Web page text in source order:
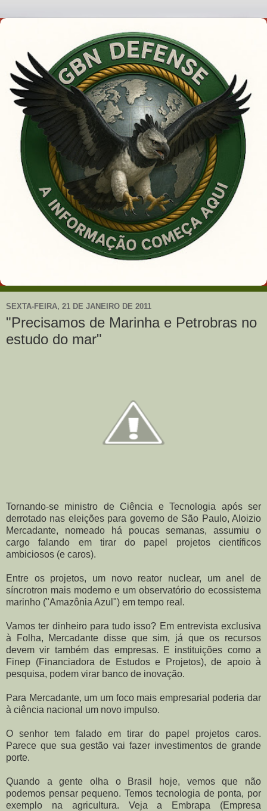
SEXTA-FEIRA, 21 DE JANEIRO DE 2011
"Precisamos de Marinha e Petrobras no
estudo do mar"
Tornando-se ministro de Ciência e Tecnologia após ser
derrotado nas eleições para governo de São Paulo, Aloizio
Mercadante, nomeado há poucas semanas, assumiu o
cargo falando em tirar do papel projetos científicos
ambiciosos (e caros).
Entre os projetos, um novo reator nuclear, um anel de
síncrotron mais moderno e um observatório do ecossistema
marinho ("Amazônia Azul") em tempo real.
Vamos ter dinheiro para tudo isso? Em entrevista exclusiva
à Folha, Mercadante disse que sim, já que os recursos
devem vir também das empresas. E instituições como a
Finep (Financiadora de Estudos e Projetos), de apoio à
pesquisa, podem virar banco de inovação.
Para Mercadante, um um foco mais empresarial poderia dar
à ciência nacional um novo impulso.
O senhor tem falado em tirar do papel projetos caros.
Parece que sua gestão vai fazer investimentos de grande
porte.
Quando a gente olha o Brasil hoje, vemos que não
podemos pensar pequeno. Temos tecnologia de ponta, por
exemplo na agricultura. Veja a Embrapa (Empresa